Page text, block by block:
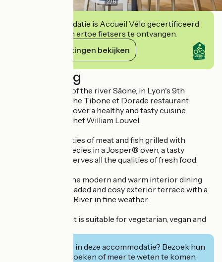
Deze accommodatie is Accueil Vélo gecertificeerd
en verbindt zich ertoe fietsers te ontvangen.
Haar verplichtingen bekijken
Beschrijving
Facing the banks of the river Sâone, in Lyon's 9th
arrondissement, the Tibone et Dorade restaurant
invites you to discover a healthy and tasty cuisine,
orchestrated by chef William Louvel.
Enjoy the specialities of meat and fish grilled with
different wood species in a Josper® oven, a tasty
cooking that preserves all the qualities of fresh food.
Lunch or dine in the modern and warm interior dining
room or on the shaded and cosy exterior terrace with a
view of the Saône River in fine weather.
The establishment is suitable for vegetarian, vegan and
Geïnteresseerd in deze accommodatie? Bezoek hun
website om te boeken of meer te weten te komen.